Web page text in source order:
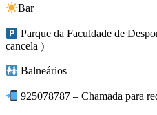
Bar
Parque da Faculdade de
cancela )
Balneários
925078787 – Chamada para